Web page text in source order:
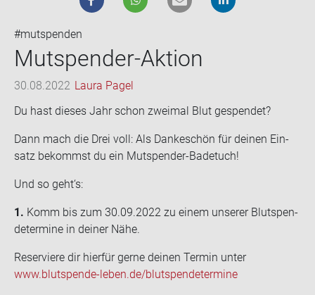
#mutspenden
Mutspender-​Aktion
30.08.2022 Laura Pagel
Du hast die­ses Jahr schon zwei­mal Blut ge­spen­det?
Dann mach die Drei voll: Als Dan­ke­schön für dei­nen Ein­
satz be­kommst du ein Mutspender-​Badetuch!
Und so geht‘s:
1. Komm bis zum 30.09.2022 zu einem un­se­rer Blut­spen­
de­ter­mi­ne in dei­ner Nähe.
Re­ser­vie­re dir hier­für gerne dei­nen Ter­min unter
www.blutspende-​leben.de/blut­spen­de­ter­mi­ne